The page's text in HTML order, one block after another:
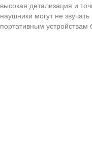
высокая детализация и
наушники могут не
портативным устройствам